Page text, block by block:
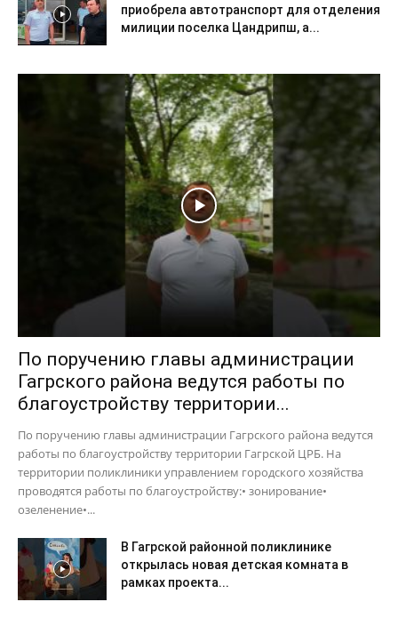
приобрела автотранспорт для отделения
милиции поселка Цандрипш, а...
По поручению главы администрации
Гагрского района ведутся работы по
благоустройству территории...
По поручению главы администрации Гагрского района ведутся
работы по благоустройству территории Гагрской ЦРБ. На
территории поликлиники управлением городского хозяйства
проводятся работы по благоустройству:• зонирование•
озеленение•...
В Гагрской районной поликлинике
открылась новая детская комната в
рамках проекта...